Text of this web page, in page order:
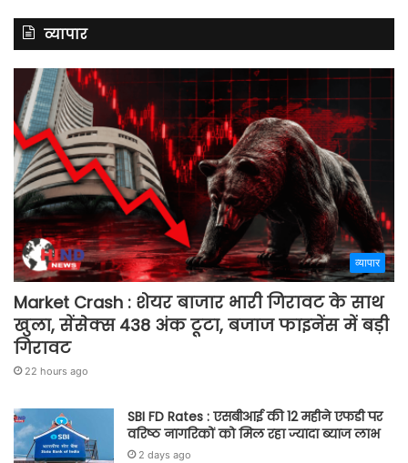
व्यापार
व्यापार
Market Crash : शेयर बाजार भारी गिरावट के साथ
खुला, सेंसेक्स 438 अंक टूटा, बजाज फाइनेंस में बड़ी
गिरावट
22 hours ago
SBI FD Rates : एसबीआई की 12 महीने एफडी पर
वरिष्ठ नागरिकों को मिल रहा ज्यादा ब्याज लाभ
2 days ago